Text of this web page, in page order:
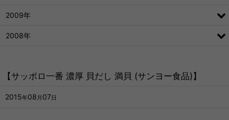
【サッポロ一番 濃厚 貝だし 満貝 (サンヨー食品)】
2015年08 月 07 日
2009年
2008年